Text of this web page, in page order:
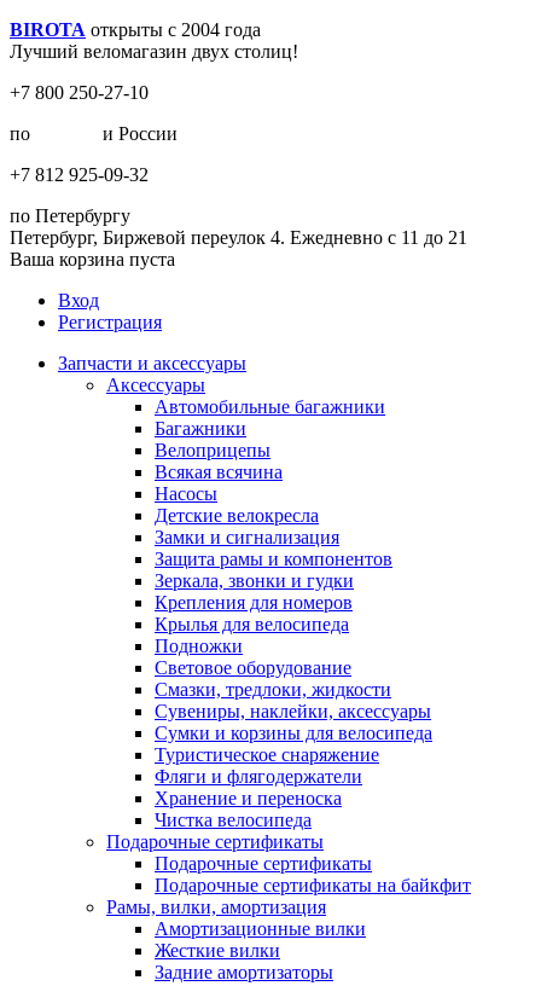
BIROTA открыты с 2004 года
Лучший веломагазин двух столиц!
+7 800 250-27-10
по
и России
+7 812 925-09-32
по Петербургу
Петербург, Биржевой переулок 4. Ежедневно с 11 до 21
Ваша корзина пуста
Вход
Регистрация
Запчасти и аксессуары
Аксессуары
Автомобильные багажники
Багажники
Велоприцепы
Всякая всячина
Насосы
Детские велокресла
Замки и сигнализация
Защита рамы и компонентов
Зеркала, звонки и гудки
Крепления для номеров
Крылья для велосипеда
Подножки
Световое оборудование
Смазки, тредлоки, жидкости
Сувениры, наклейки, аксессуары
Сумки и корзины для велосипеда
Туристическое снаряжение
Фляги и флягодержатели
Хранение и переноска
Чистка велосипеда
Подарочные сертификаты
Подарочные сертификаты
Подарочные сертификаты на байкфит
Рамы, вилки, амортизация
Амортизационные вилки
Жесткие вилки
Задние амортизаторы